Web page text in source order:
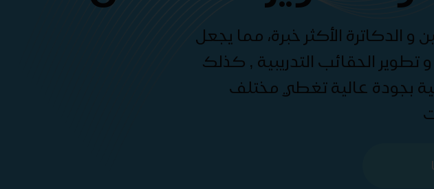
الدكاترة الأكثر خبرة، مما يجعل
الحقائب التدريبية , كذلك
بجودة عالية تغطي مختلف